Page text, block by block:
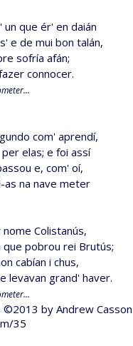
un que ér' en daián
e de mui bon talán,
sofría afán;
connocer.
com' aprendí,
per elas; e foi assí
e, com' oí,
as na nave meter
Colistanús,
que pobrou rei Brutús;
cabían i chus,
levavan grand' haver.
©2013 by Andrew Casson
35